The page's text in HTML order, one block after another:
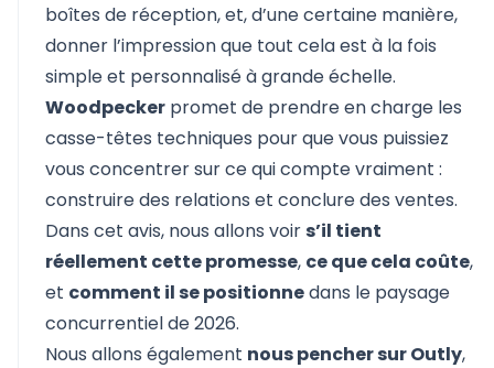
boîtes de réception, et, d’une certaine manière,
donner l’impression que tout cela est à la fois
simple et personnalisé à grande échelle.
Woodpecker promet de prendre en charge les
casse-têtes techniques pour que vous puissiez
vous concentrer sur ce qui compte vraiment :
construire des relations et conclure des ventes.
Dans cet avis, nous allons voirs’il tient
réellement cette promesse, ce que cela coûte,
et comment il se positionnedans le paysage
concurrentiel de 2026.
Nous allons également nous pencher sur Outly,